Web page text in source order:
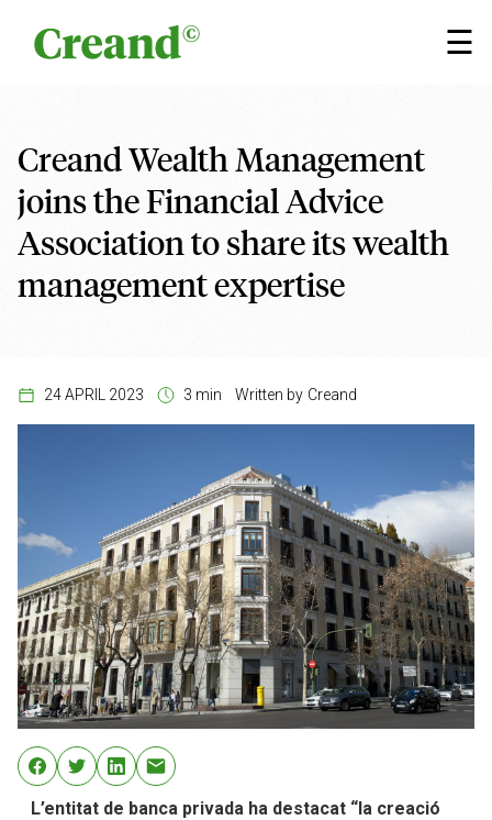
☰
×
Creand Wealth Management
joins the Financial Advice
Association to share its wealth
management expertise
24 APRIL 2023 3 min Written by Creand
L’entitat de banca privada ha destacat “la creació